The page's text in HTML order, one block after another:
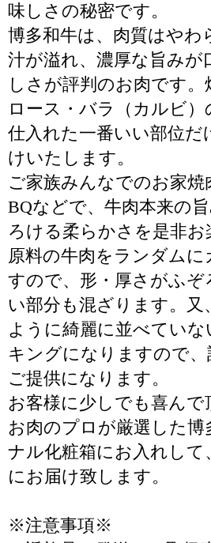
味しさの秘密です。
博多和牛は、肉質はやわ
汁が溢れ、濃厚な旨みが
しさが評判のお肉です。
ロース・バラ（カルビ）
仕入れた一番いい部位だ
けいたします。
ご家族みんなでのお家
BQなどで、牛肉本来の
ろける柔らかさを是非お
原料の牛肉をランダムに
すので、形・厚さがふぞ
い部分も混ざります。又
ように綺麗に並べていな
キングになりますので
ご提供になります。
お客様に少しでも喜んで
お肉のプロが厳選した博
ナル化粧箱にお入れして
にお届け致します。
※注意事項※